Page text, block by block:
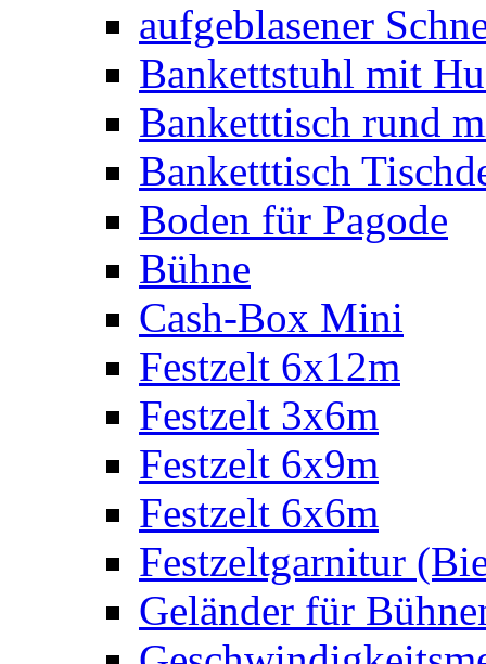
aufgeblasener
Bankettstuhl mit
Banketttisch rund
Banketttisch
Boden für Pagode
Bühne
Cash-Box Mini
Festzelt 6x12m
Festzelt 3x6m
Festzelt 6x9m
Festzelt 6x6m
Festzeltgarnitur
Geländer für